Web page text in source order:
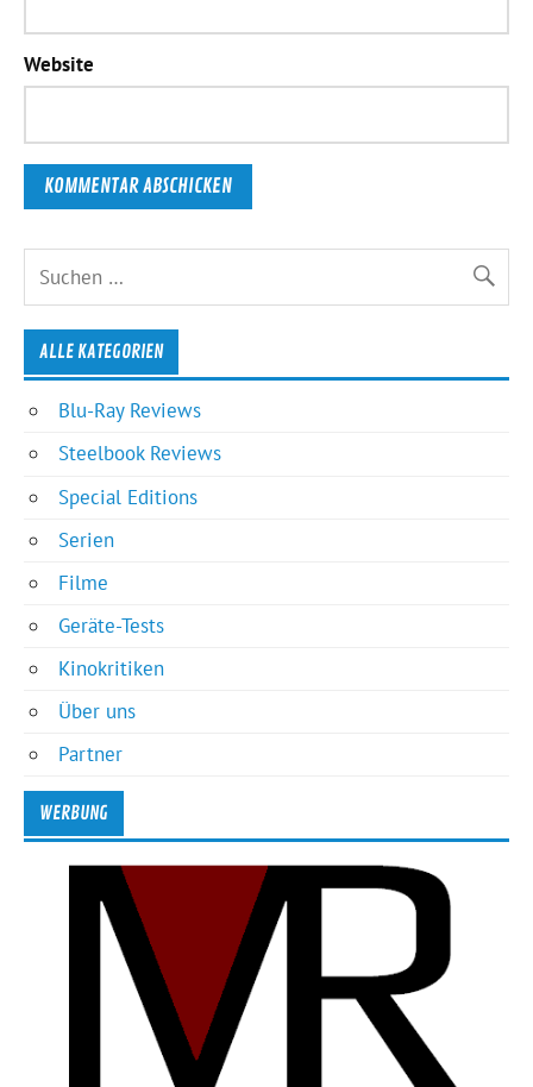
Website
ALLE KATEGORIEN
Blu-Ray Reviews
Steelbook Reviews
Special Editions
Serien
Filme
Geräte-Tests
Kinokritiken
Über uns
Partner
WERBUNG